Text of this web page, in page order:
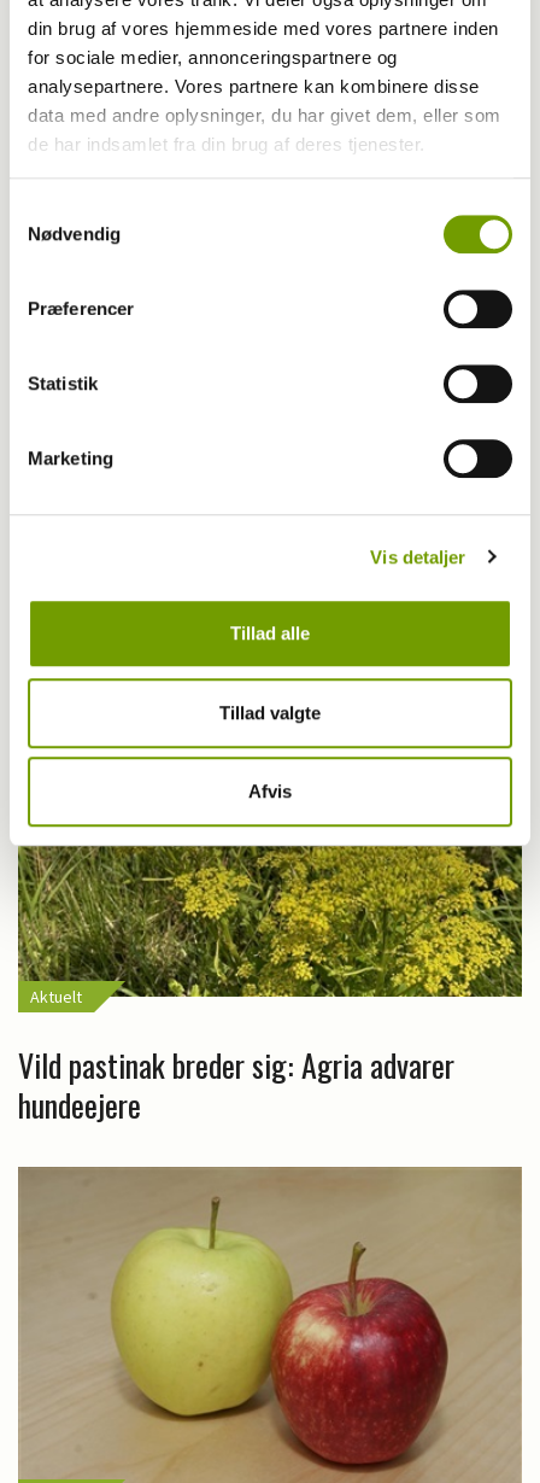
din brug af vores hjemmeside med vores partnere inden
for sociale medier, annonceringspartnere og
analysepartnere. Vores partnere kan kombinere disse
data med andre oplysninger, du har givet dem, eller som
de har indsamlet fra din brug af deres tjenester.
Nødvendig
Præferencer
Statistik
Marketing
Vis detaljer
Tillad alle
Tillad valgte
Afvis
Adfærd
Hvorfor graver hunden i kurven?
Første bichon havanais med BH-titel
Aktuelt
Vild pastinak breder sig: Agria advarer
hundeejere